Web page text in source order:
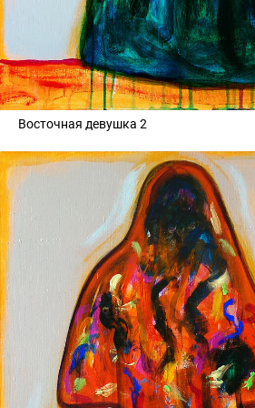
Восточная девушка 2